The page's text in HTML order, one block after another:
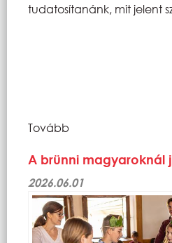
tudatosítanánk, mit jelent
Tovább
A brünni magyaroknál
2026.06.01